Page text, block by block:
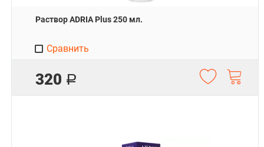
Раствор ADRIA Plus 250 мл.
320 Р
Сравнить